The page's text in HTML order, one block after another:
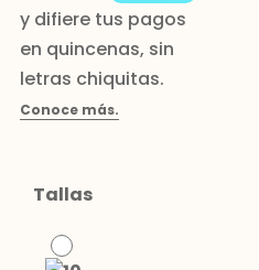
Tallas